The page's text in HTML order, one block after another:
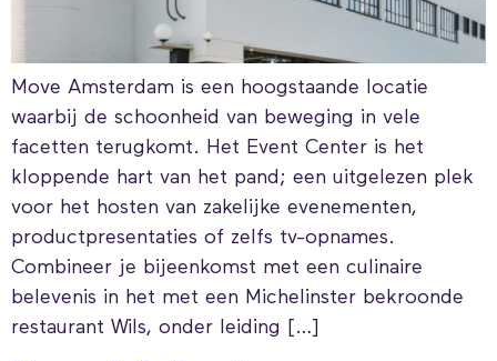
Move Amsterdam is een hoogstaande locatie
waarbij de schoonheid van beweging in vele
facetten terugkomt. Het Event Center is het
kloppende hart van het pand; een uitgelezen plek
voor het hosten van zakelijke evenementen,
productpresentaties of zelfs tv-opnames.
Combineer je bijeenkomst met een culinaire
belevenis in het met een Michelinster bekroonde
restaurant Wils, onder leiding […]